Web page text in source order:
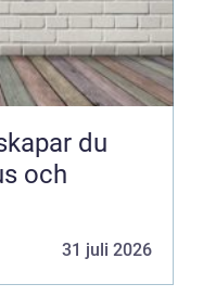
och
31 juli 2026